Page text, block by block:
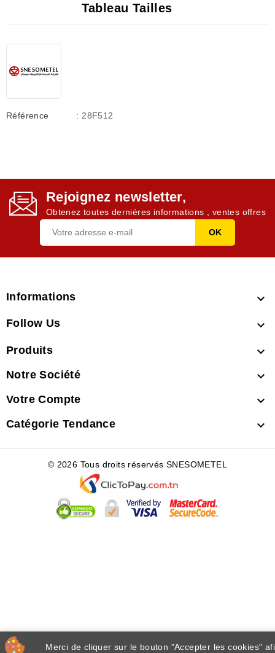
Tableau Tailles
Référence : 28F512
Rejoignez newsletter,
Obtenez toutes dernières informations , ventes offres
Informations 
Follow Us 
Produits 
Notre Société 
Votre Compte 
Catégorie Tendance 
Merci de cliquer sur le bouton "Accepter les cookies"
© 2026 Tous droits réservés SNESOMETEL